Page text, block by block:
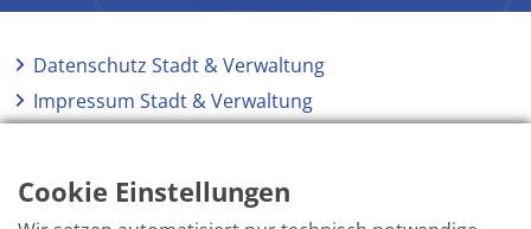
Datenschutz Stadt & Verwaltung
Impressum Stadt & Verwaltung
Cookie Einstellungen